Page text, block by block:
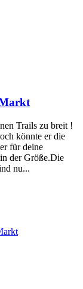
Trails zu breit !
könnte er die
für deine
der Größe.Die
nu...